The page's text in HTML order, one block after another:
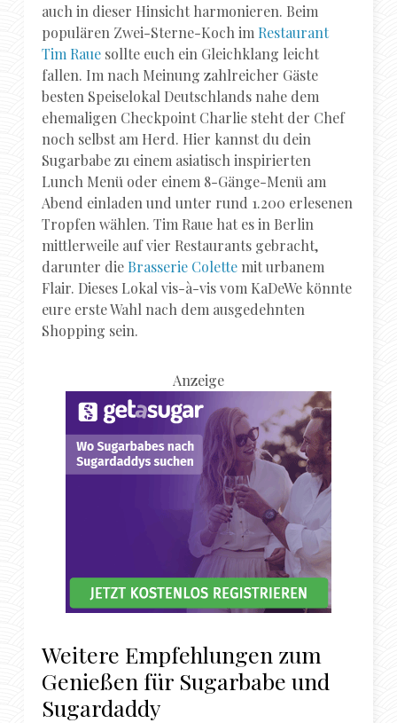
auch in dieser Hinsicht harmonieren. Beim
populären Zwei-Sterne-Koch im Restaurant
Tim Raue sollte euch ein Gleichklang leicht
fallen. Im nach Meinung zahlreicher Gäste
besten Speiselokal Deutschlands nahe dem
ehemaligen Checkpoint Charlie steht der Chef
noch selbst am Herd. Hier kannst du dein
Sugarbabe zu einem asiatisch inspirierten
Lunch Menü oder einem 8-Gänge-Menü am
Abend einladen und unter rund 1.200 erlesenen
Tropfen wählen. Tim Raue hat es in Berlin
mittlerweile auf vier Restaurants gebracht,
darunter die Brasserie Colette mit urbanem
Flair. Dieses Lokal vis-à-vis vom KaDeWe könnte
eure erste Wahl nach dem ausgedehnten
Shopping sein.
Anzeige
Weitere Empfehlungen zum
Genießen für Sugarbabe und
Sugardaddy